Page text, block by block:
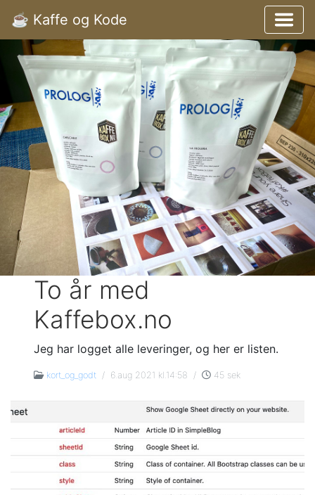
☕️ Kaffe og Kode
To år med
Kaffebox.no
Jeg har logget alle leveringer, og her er listen.
kort_og_godt / 6.aug 2021 kl.14:58 / 45 sek